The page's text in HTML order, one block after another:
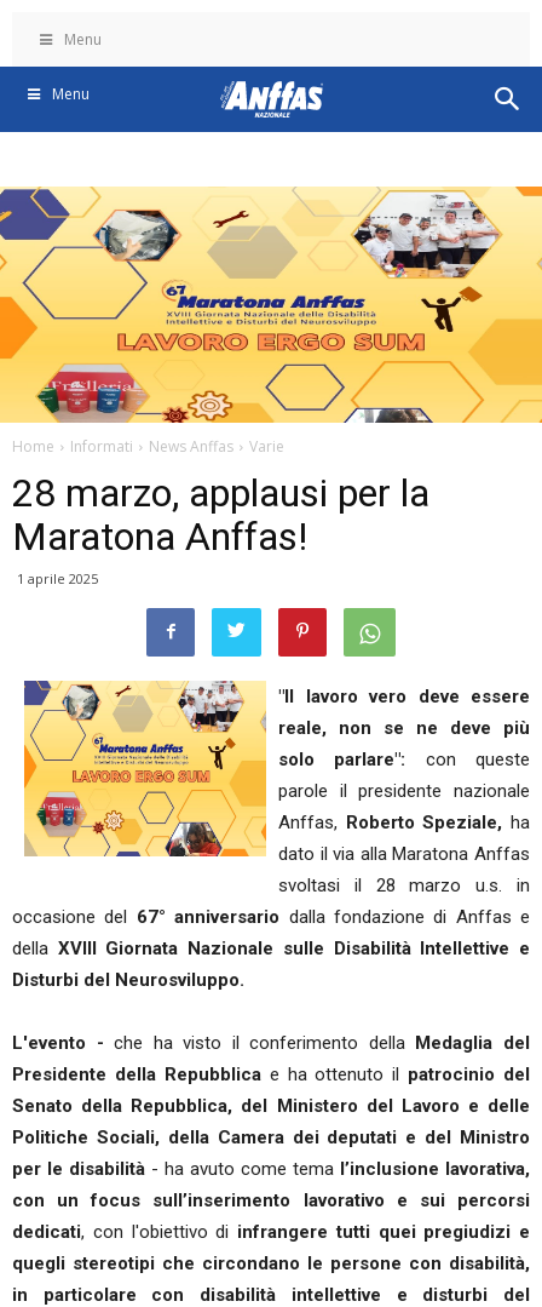
Menu
Menu
Home Informati News Anffas Varie
28 marzo, applausi per la
Maratona Anffas!
1 aprile 2025
"Il lavoro vero deve essere
reale, non se ne deve più
solo parlare": con queste
parole il presidente nazionale
Anffas, Roberto Speziale,ha
dato il via alla Maratona Anffas
svoltasi il 28 marzo u.s. in
occasione del 67° anniversario dalla fondazione di Anffas e
della XVIII Giornata Nazionale sulle Disabilità Intellettive e
Disturbi del Neurosviluppo.
L'evento -che ha visto il conferimento della Medaglia del
Presidente della Repubblicae ha ottenuto il patrocinio del
Senato della Repubblica, del Ministero del Lavoro e delle
Politiche Sociali, della Camera dei deputati e del Ministro
per le disabilità - ha avuto come tema l’inclusione lavorativa,
con un focus sull’inserimento lavorativo e sui percorsi
dedicati, con l'obiettivo di infrangere tutti quei pregiudizi e
quegli stereotipi che circondano le persone con disabilità,
in particolare con disabilità intellettive e disturbi del